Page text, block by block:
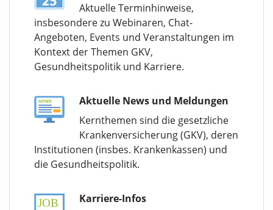
Aktuelle Terminhinweise,
insbesondere zu Webinaren, Chat-
Angeboten, Events und Veranstaltungen im
Kontext der Themen GKV,
Gesundheitspolitik und Karriere.
Aktuelle News und Meldungen
Kernthemen sind die gesetzliche
Krankenversicherung (GKV), deren
Institutionen (insbes. Krankenkassen) und
die Gesundheitspolitik.
Karriere-Infos